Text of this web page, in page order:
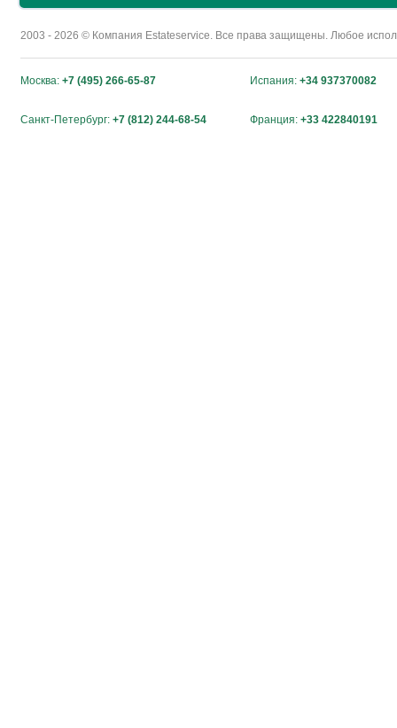
2003 - 2026 © Компания Estateservice. Все права защищены. Любое
Москва: +7 (495) 266-65-87 Испания: +34 937370082
Санкт-Петербург: +7 (812) 244-68-54 Франция: +33 422840191